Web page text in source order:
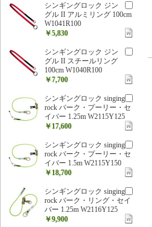
シンギングロック ジン
グル II アルミリング 100cm
W1041R100
￥5,830
シンギングロック ジン
グル II スチールリング
100cm W1040R100
￥7,700
シンギングロック singing
rock バーク・プーリー・セ
イバー 1.25m W2115Y125
￥17,600
シンギングロック singing
rock バーク・プーリー・セ
イバー 1.5m W2115Y150
￥18,700
シンギングロック singing
rock バーク・リング・セイ
バー 1.25m W2116Y125
￥9,900